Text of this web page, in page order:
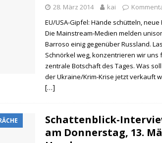
28. März 2014 kai
EU/USA-Gipfel: Hände schütteln,
Die Mainstream-Medien melden
Barroso einig gegenüber Russland.
Schnörkel weg, konzentrieren wir
zentrale Botschaft des Tages. Was
der Ukraine/Krim-Krise jetzt verkauft
[…]
Schattenblick-
am Donnerstag, 13.